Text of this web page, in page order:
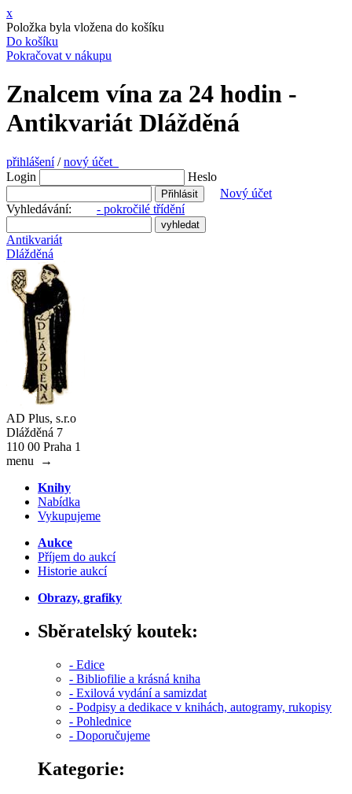
x
Položka byla vložena do košíku
Do košíku
Pokračovat v nákupu
Znalcem vína za 24 hodin -
Antikvariát Dlážděná
přihlášení/nový účet
Login
Heslo
Nový účet
Vyhledávání: - pokročilé třídění
Antikvariát
Dlážděná
AD Plus, s.r.o
Dlážděná 7
110 00 Praha 1
menu
→
Knihy
Nabídka
Vykupujeme
Aukce
Příjem do aukcí
Historie aukcí
Obrazy, grafiky
Sběratelský koutek:
- Edice
- Bibliofilie a krásná kniha
- Exilová vydání a samizdat
- Podpisy a dedikace v knihách, autogramy, rukopisy
- Pohlednice
- Doporučujeme
Kategorie: